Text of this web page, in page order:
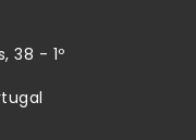
38 - 1º